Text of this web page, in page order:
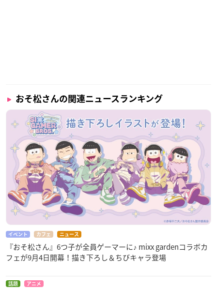
おそ松さんの関連ニュースランキング
イベント カフェ ニュース
『おそ松さん』6つ子が全員ゲーマーに♪ mixx gardenコラボカ
フェが9月4日開幕！描き下ろし＆ちびキャラ登場
話題 アニメ